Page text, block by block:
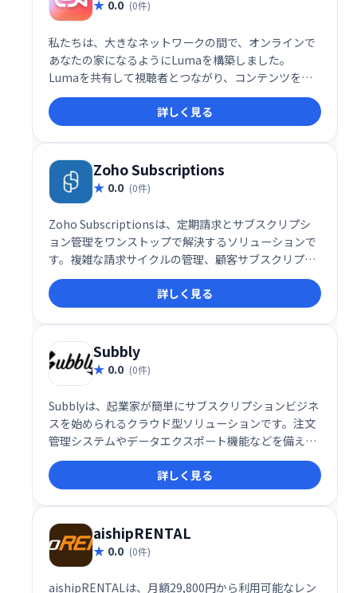
0.0 (0件)
私たちは、大きなネットワークの間で、オンラインで
あなたの家になるようにLumaを構築しました。
Lumaを共有して視聴者とつながり、コンテンツを紹
介し、お金を稼ぎましょう。
詳しく見る
Zoho Subscriptions
0.0 (0件)
Zoho Subscriptionsは、定期請求とサブスクリプシ
ョン管理をワンストップで解決するソリューションで
す。複雑な請求サイクルの管理、顧客サブスクリプシ
ョンの監視、請求・支払いの自動化、分析までを網
羅。失敗した支払いの再試行管理にも対応し、ビジネ
ス成長をサポートします。LogiNextなど多くの企業に
選ばれています。
詳しく見る
Subbly
0.0 (0件)
Subblyは、起業家が簡単にサブスクリプションビジネ
スを始められるクラウド型ソリューションです。注文
管理システムやデータエクスポート機能などを備え、
スムーズなビジネス運営をサポートします。複雑な設
定は不要で、直感的な操作でサブスクリプションビジ
ネスを構築できます。
詳しく見る
aishipRENTAL
0.0 (0件)
aishipRENTALは、月額29,800円から利用可能なレン